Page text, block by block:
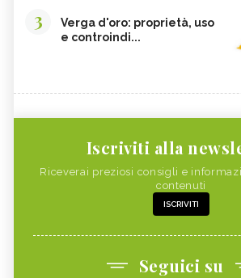
3
Verga d'oro: proprietà, uso
e controindi...
Iscriviti alla
Riceverai preziosi consigli e
contenuti
ISCRIVITI
Seguici su